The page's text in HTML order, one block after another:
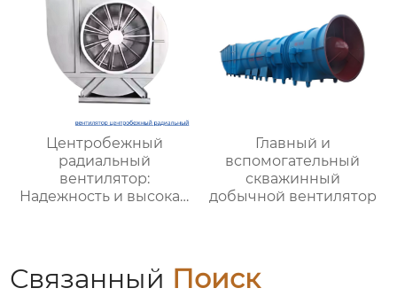
Центробежный
радиальный
вентилятор:
Надежность и высокая
Главный и
вспомогательный
скважинный
добычной вентилятор
Связанный Поиск